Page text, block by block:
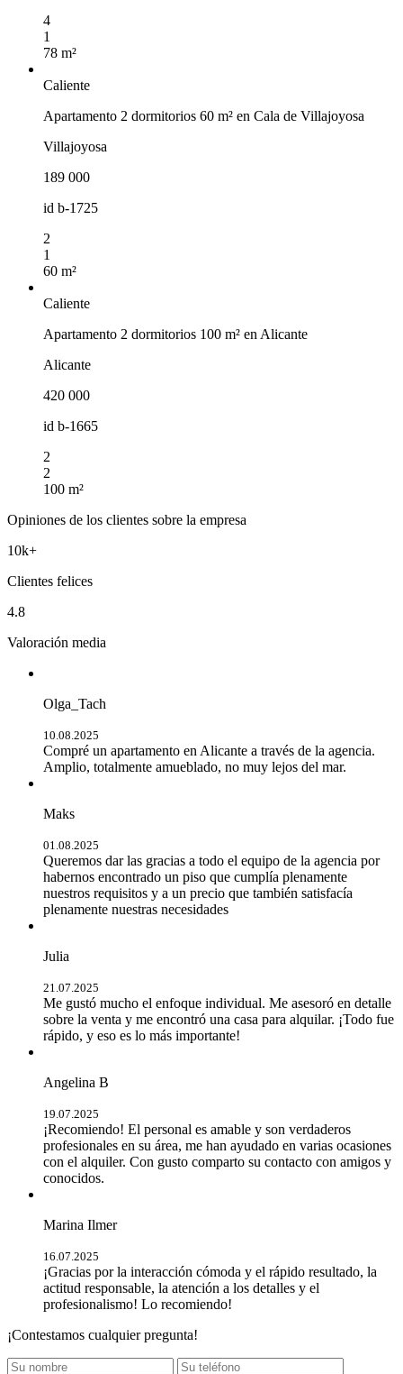
4
1
78 m²
Caliente
Apartamento 2 dormitorios 60 m² en Cala de Villajoyosa
Villajoyosa
189 000
id b-1725
2
1
60 m²
Caliente
Apartamento 2 dormitorios 100 m² en Alicante
Alicante
420 000
id b-1665
2
2
100 m²
Opiniones de los clientes sobre la empresa
10k+
Clientes felices
4.8
Valoración media
Olga_Tach
10.08.2025
Compré un apartamento en Alicante a través de la agencia.
Amplio, totalmente amueblado, no muy lejos del mar.
Maks
01.08.2025
Queremos dar las gracias a todo el equipo de la agencia por
habernos encontrado un piso que cumplía plenamente
nuestros requisitos y a un precio que también satisfacía
plenamente nuestras necesidades
Julia
21.07.2025
Me gustó mucho el enfoque individual. Me asesoró en detalle
sobre la venta y me encontró una casa para alquilar. ¡Todo fue
rápido, y eso es lo más importante!
Angelina B
19.07.2025
¡Recomiendo! El personal es amable y son verdaderos
profesionales en su área, me han ayudado en varias ocasiones
con el alquiler. Con gusto comparto su contacto con amigos y
conocidos.
Marina Ilmer
16.07.2025
¡Gracias por la interacción cómoda y el rápido resultado, la
actitud responsable, la atención a los detalles y el
profesionalismo! Lo recomiendo!
¡Contestamos cualquier pregunta!